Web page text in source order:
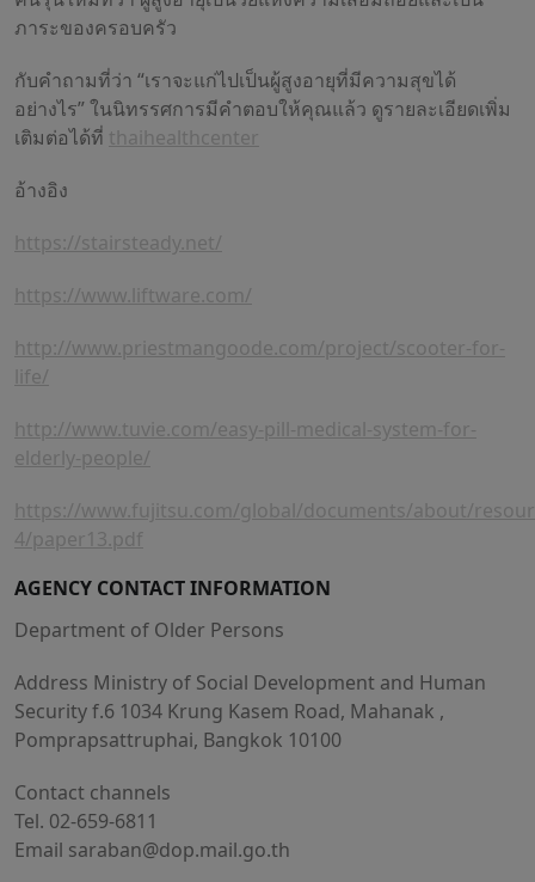
ภาระของครอบครัว
กับคำถามที่ว่า “เราจะแก่ไปเป็นผู้สูงอายุที่มีความสุขได้
อย่างไร” ในนิทรรศการมีคำตอบให้คุณแล้ว ดูรายละเอียดเพิ่ม
เติมต่อได้ที่ thaihealthcenter
อ้างอิง
https://stairsteady.net/
https://www.liftware.com/
http://www.priestmangoode.com/project/scooter-for-
life/
http://www.tuvie.com/easy-pill-medical-system-for-
elderly-people/
https://www.fujitsu.com/global/documents/about/
4/paper13.pdf
AGENCY CONTACT INFORMATION
Department of Older Persons
Address Ministry of Social Development and Human
Security f.6 1034 Krung Kasem Road, Mahanak ,
Pomprapsattruphai, Bangkok 10100
Contact channels
Tel. 02-659-6811
Email saraban@dop.mail.go.th